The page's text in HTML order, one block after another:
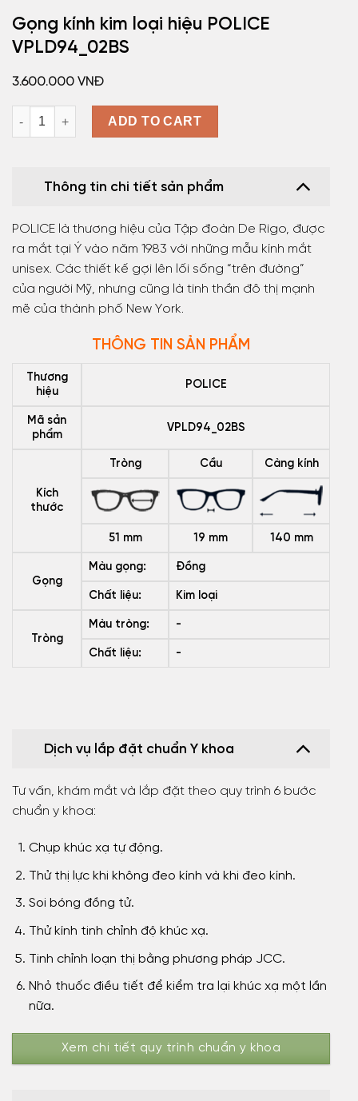
Gọng kính kim loại hiệu POLICE
VPLD94_02BS
3.600.000 VNĐ
Gọng kính kim loại hiệu POLICE VPLD94_02BS quantity
ADD TO CART
Thông tin chi tiết sản phẩm
POLICE là thương hiệu của Tập đoàn De Rigo, được
ra mắt tại Ý vào năm 1983 với những mẫu kính mắt
unisex. Các thiết kế gợi lên lối sống “trên đường”
của người Mỹ, nhưng cũng là tinh thần đô thị mạnh
mẽ của thành phố New York.
THÔNG TIN SẢN PHẨM
Thương
hiệu
POLICE
Mã sản
phẩm
VPLD94_02BS
Kích
thước
Tròng Cầu Càng kính
51 mm 19 mm 140 mm
Gọng
Màu gọng: Đồng
Chất liệu: Kim loại
Tròng
Màu tròng: -
Chất liệu: -
Dịch vụ lắp đặt chuẩn Y khoa
Tư vấn, khám mắt và lắp đặt theo quy trình 6 bước
chuẩn y khoa:
Chụp khúc xạ tự động.
Thử thị lực khi không đeo kính và khi đeo kính.
Soi bóng đồng tử.
Thử kính tinh chỉnh độ khúc xạ.
Tinh chỉnh loạn thị bằng phương pháp JCC.
Nhỏ thuốc điều tiết để kiểm tra lại khúc xạ một lần
nữa.
Xem chi tiết quy trình chuẩn y khoa